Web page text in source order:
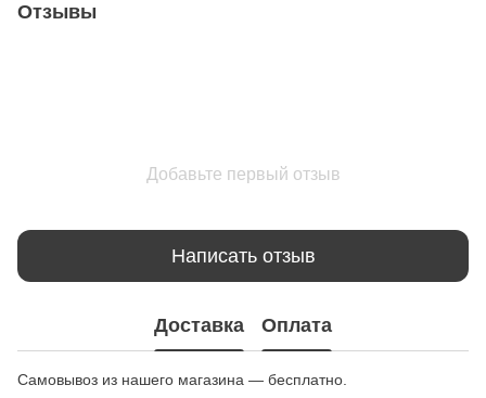
Отзывы
Добавьте первый отзыв
Написать отзыв
Доставка Оплата
Самовывоз из нашего магазина — бесплатно.